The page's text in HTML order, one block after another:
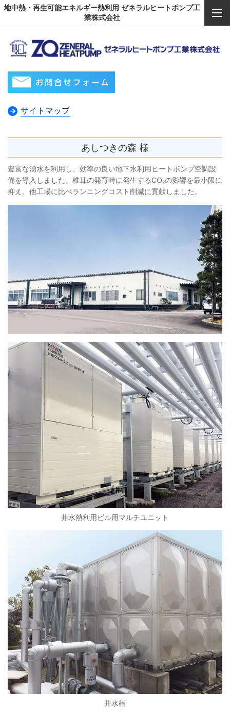
地中熱・再生可能エネルギー熱利用 ゼネラルヒートポンプ工
業株式会社
サイトマップ
あしつきの森 様
豊富な湧水を利用し、効率の良い地下水利用ヒートポンプ空調設
備を導入しました。椎茸の発育時に発生するCO₂の影響を最小限に
抑え、他工場に比べランニングコスト削減に貢献しました。
井水熱利用ビル用マルチユニット
井水槽